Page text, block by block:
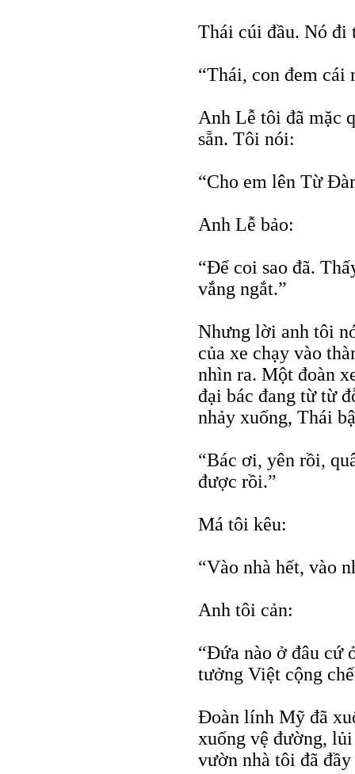
Thái cúi đầu. Nó đi
“Thái, con đem cái
Anh Lễ tôi đã mặc
sẵn. Tôi nói:
“Cho em lên Từ
Anh Lễ bảo:
“Ðể coi sao đã.
vắng ngắt.”
Nhưng lời anh tôi
của xe chạy vào
nhìn ra. Một đoàn
đại bác đang từ từ
nhảy xuống, Thái
“Bác ơi, yên rồi,
được rồi.”
Má tôi kêu:
“Vào nhà hết, vào
Anh tôi cản:
“Ðứa nào ở đâu cứ
tưởng Việt cộng
Ðoàn lính Mỹ đã
xuống vệ đường,
vườn nhà tôi đã